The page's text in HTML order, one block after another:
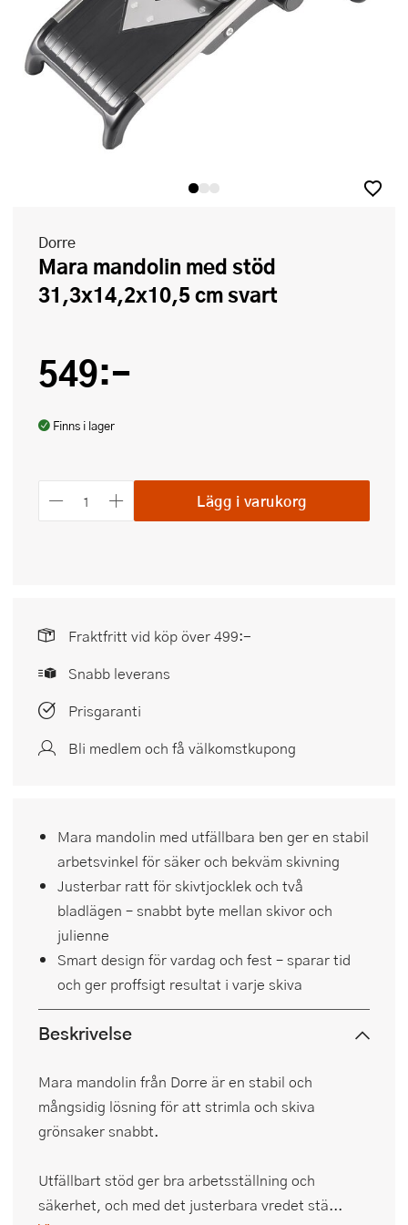
Dorre
Mara mandolin med stöd
31,3x14,2x10,5 cm svart
549:-
Finns i lager
Lägg i varukorg
Fraktfritt vid köp över 499:-
Snabb leverans
Prisgaranti
Bli medlem och få välkomstkupong
Mara mandolin med utfällbara ben ger en stabil
arbetsvinkel för säker och bekväm skivning
Justerbar ratt för skivtjocklek och två
bladlägen – snabbt byte mellan skivor och
julienne
Smart design för vardag och fest – sparar tid
och ger proffsigt resultat i varje skiva
Beskrivelse
Mara mandolin från Dorre är en stabil och
mångsidig lösning för att strimla och skiva
grönsaker snabbt.
Utfällbart stöd ger bra arbetsställning och
säkerhet, och med det justerbara vredet stä...